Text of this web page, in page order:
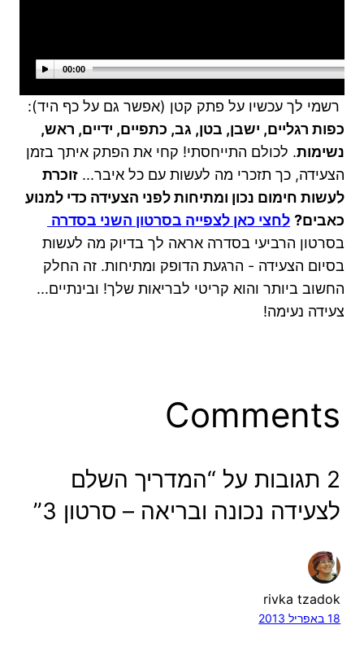
00:00
רשמי לך עכשיו על פתק קטן (אפשר גם על כף היד):
כפות רגליים, ישבן, בטן, גב, כתפיים, ידיים, ראש,
נשימות. לכולם התייחסתי! קחי את הפתק איתך בזמן
הצעידה, כך תזכרי מה לעשות עם כל איבר... זוכרת
לעשות חימום נכון ומתיחות לפני הצעידה כדי למנוע
כאבים? לחצי כאן לצפייה בסרטון השני בסדרה
בסרטון הרביעי בסדרה אראה לך בדיוק מה לעשות
בסיום הצעידה - הרגעת הדופק ומתיחות. זה החלק
החשוב ביותר והוא קריטי לבריאות שלך! ובינתיים...
צעידה נעימה!
Comments
2 תגובות על “המדריך השלם
לצעידה נכונה ובריאה – סרטון 3”
rivka tzadok
18 באפריל 2013